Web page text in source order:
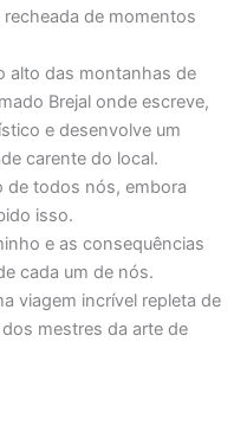
de momentos
alto das montanhas de
Brejal onde escreve,
e desenvolve um
carente do local.
de todos nós, embora
isso.
e as consequências
cada um de nós.
viagem incrível repleta de
mestres da arte de